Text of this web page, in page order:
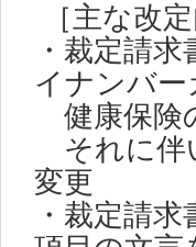
［主な改定
・裁定請
イナンバー
健康保険
それに伴
変更
・裁定請